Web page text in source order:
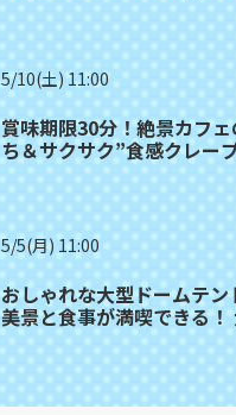
5/10(土) 11:00
賞味期限30分！絶景カフ
ち＆サクサク”食感クレー
5/5(月) 11:00
おしゃれな大型ドームテン
美景と食事が満喫できる！